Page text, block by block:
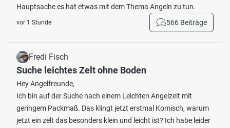
Hauptsache es hat etwas mit dem Thema Angeln zu tun.
vor 1 Stunde 566 Beiträge
Fredi Fisch
Suche leichtes Zelt ohne Boden
Hey Angelfreunde,
Ich bin auf der Suche nach einem Leichten Angelzelt mit
geringem Packmaß. Das klingt jetzt erstmal Komisch, warum
jetzt ein zelt das besonders klein und leicht ist? Ich habe leider